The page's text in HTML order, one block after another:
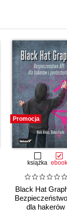
Promocja
książka ebook
Black Hat
dla hakerów